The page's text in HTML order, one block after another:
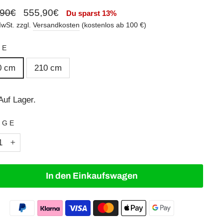
Sonderpreis
555,90€ Du sparst 13%
zzgl. Versandkosten (kostenlos ab 100 €)
cm 210 cm
Lager.
In den Einkaufswagen